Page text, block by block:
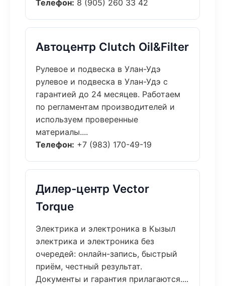
Телефон: 8 (905) 260 33 42
Автоцентр Clutch Oil&Filter
Рулевое и подвеска в Улан-Удэ
рулевое и подвеска в Улан-Удэ с
гарантией до 24 месяцев. Работаем
по регламентам производителей и
используем проверенные
материалы....
Телефон: +7 (983) 170-49-19
Дилер-центр Vector
Torque
Электрика и электроника в Кызыл
электрика и электроника без
очередей: онлайн-запись, быстрый
приём, честный результат.
Документы и гарантия прилагаются....